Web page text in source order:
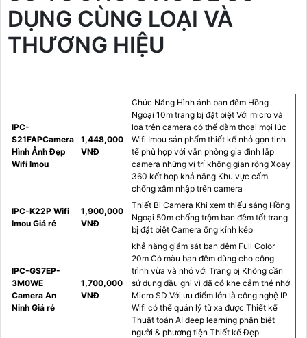
DỤNG CÙNG LOẠI VÀ
THƯƠNG HIỆU
IPC-
S21FAPCamera
Hình Ảnh Đẹp
Wifi Imou
1,448,000
VNĐ
Chức Năng Hình ảnh ban đêm Hồng
Ngoại 10m trang bị đặt biệt Với micro và
loa trên camera có thể đàm thoại mọi lúc
Wifi Imou sản phẩm thiết kế nhỏ gọn tinh
tế phù hợp với văn phòng gia đình lăp
camera những vị trí không gian rộng Xoay
360 kết hợp khả năng Khu vực cấm
chống xâm nhập trên camera
IPC-K22P Wifi
Imou Giá rẻ
1,900,000
VNĐ
Thiết Bị Camera Khi xem thiếu sáng Hồng
Ngoại 50m chống trộm ban đêm tốt trang
bị đặt biệt Camera ống kính kép
IPC-GS7EP-
3M0WE
Camera An
Ninh Giá rẻ
1,700,000
VNĐ
khả năng giám sát ban đêm Full Color
20m Có màu ban đêm dùng cho công
trình vừa và nhỏ với Trang bị Không cần
sử dụng đầu ghi vì đã có khe cắm thẻ nhớ
Micro SD Với ưu điểm lớn là công nghệ IP
Wifi có thể quản lý từ xa được Thiết kế
Thuật toán AI deep learning phân biệt
người & phương tiện Thiết kế Đẹp